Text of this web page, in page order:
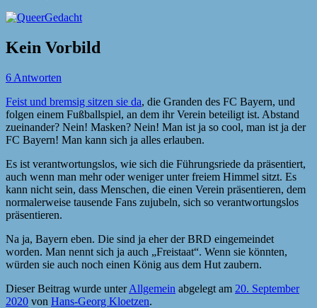
Kein Vorbild
6 Antworten
Feist und bremsig sitzen sie da, die Granden des FC Bayern, und
folgen einem Fußballspiel, an dem ihr Verein beteiligt ist. Abstand
zueinander? Nein! Masken? Nein! Man ist ja so cool, man ist ja der
FC Bayern! Man kann sich ja alles erlauben.
Es ist verantwortungslos, wie sich die Führungsriede da präsentiert,
auch wenn man mehr oder weniger unter freiem Himmel sitzt. Es
kann nicht sein, dass Menschen, die einen Verein präsentieren, dem
normalerweise tausende Fans zujubeln, sich so verantwortungslos
präsentieren.
Na ja, Bayern eben. Die sind ja eher der BRD eingemeindet
worden. Man nennt sich ja auch „Freistaat“. Wenn sie könnten,
würden sie auch noch einen König aus dem Hut zaubern.
Dieser Beitrag wurde unterAllgemein abgelegt am 20. September
2020 von Hans-Georg Kloetzen.